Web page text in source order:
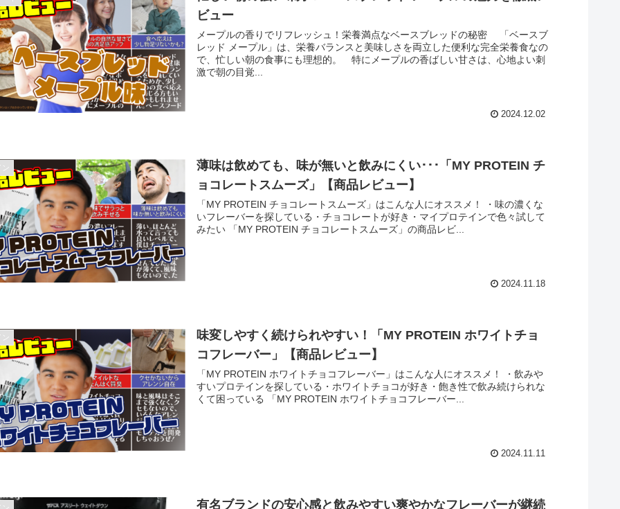
ビュー
メープルの香りでリフレッシュ！栄養満点なベースブレッドの秘密 「ベースブ
レッド メープル」は、栄養バランスと美味しさを両立した便利な完全栄養食なの
で、忙しい朝の食事にも理想的。 特にメープルの香ばしい甘さは、心地よい刺
激で朝の目覚...
2024.12.02
ン
薄味は飲めても、味が無いと飲みにくい･･･「MY PROTEIN チ
ョコレートスムーズ」【商品レビュー】
「MY PROTEIN チョコレートスムーズ」はこんな人にオススメ！ ・味の濃くな
いフレーバーを探している・チョコレートが好き・マイプロテインで色々試して
みたい 「MY PROTEIN チョコレートスムーズ」の商品レビ...
2024.11.18
ン
味変しやすく続けられやすい！「MY PROTEIN ホワイトチョ
コフレーバー」【商品レビュー】
「MY PROTEIN ホワイトチョコフレーバー」はこんな人にオススメ！ ・飲みや
すいプロテインを探している・ホワイトチョコが好き・飽き性で飲み続けられな
くて困っている 「MY PROTEIN ホワイトチョコフレーバー...
2024.11.11
ン
有名ブランドの安心感と飲みやすい爽やかなフレーバーが継続